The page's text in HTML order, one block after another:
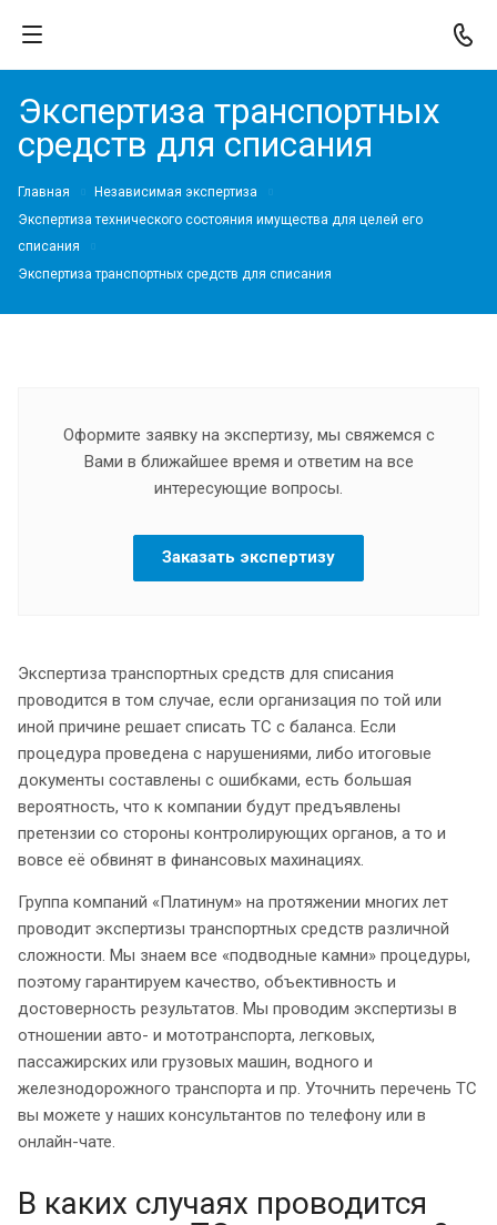
Экспертиза транспортных
средств для списания
Главная
Независимая экспертиза
Экспертиза технического состояния имущества для целей его
списания
Экспертиза транспортных средств для списания
Оформите заявку на экспертизу, мы свяжемся с
Вами в ближайшее время и ответим на все
интересующие вопросы.
Заказать экспертизу
Экспертиза транспортных средств для списания
проводится в том случае, если организация по той или
иной причине решает списать ТС с баланса. Если
процедура проведена с нарушениями, либо итоговые
документы составлены с ошибками, есть большая
вероятность, что к компании будут предъявлены
претензии со стороны контролирующих органов, а то и
вовсе её обвинят в финансовых махинациях.
Группа компаний «Платинум» на протяжении многих лет
проводит экспертизы транспортных средств различной
сложности. Мы знаем все «подводные камни» процедуры,
поэтому гарантируем качество, объективность и
достоверность результатов. Мы проводим экспертизы в
отношении авто- и мототранспорта, легковых,
пассажирских или грузовых машин, водного и
железнодорожного транспорта и пр. Уточнить перечень ТС
вы можете у наших консультантов по телефону или в
онлайн-чате.
В каких случаях проводится